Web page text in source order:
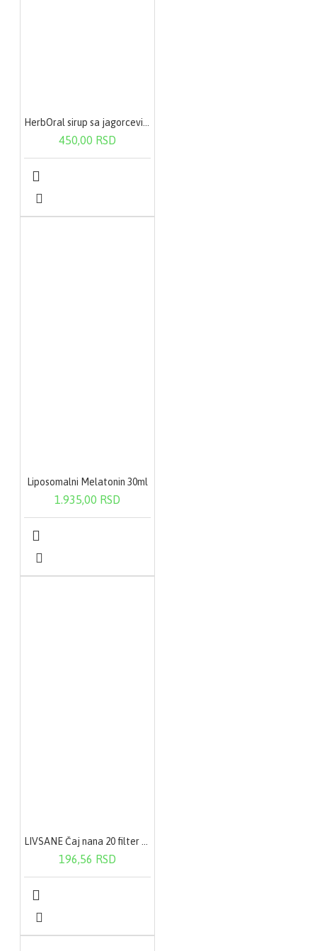
450,00 RSD
Liposomalni Melatonin 30ml
1.935,00 RSD
196,56 RSD